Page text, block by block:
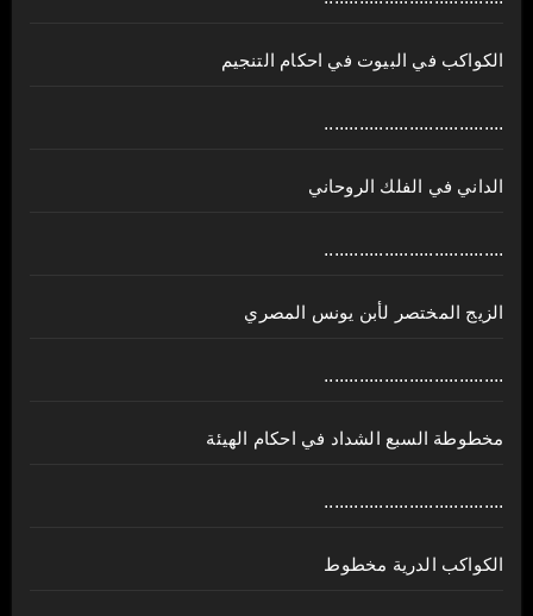
الكواكب في البيوت في احكام التنجيم
....................................
الداني في الفلك الروحاني
....................................
الزيج المختصر لأبن يونس المصري
....................................
مخطوطة السبع الشداد في احكام الهيئة
....................................
الكواكب الدرية مخطوط